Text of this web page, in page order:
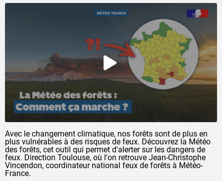
Avec le changement climatique, nos forêts sont de plus en
plus vulnérables à des risques de feux. Découvrez la Météo
des forêts, cet outil qui permet d'alerter sur les dangers de
feux. Direction Toulouse, où l'on retrouve Jean-Christophe
Vincendon, coordinateur national feux de forêts à Météo-
France.